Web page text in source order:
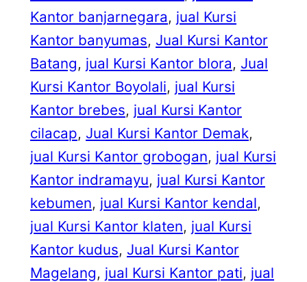
Kantor banjarnegara, jual Kursi
Kantor banyumas, Jual Kursi Kantor
Batang, jual Kursi Kantor blora, Jual
Kursi Kantor Boyolali, jual Kursi
Kantor brebes, jual Kursi Kantor
cilacap, Jual Kursi Kantor Demak
jual Kursi Kantor grobogan, jual Kursi
Kantor indramayu, jual Kursi Kantor
kebumen, jual Kursi Kantor kendal
jual Kursi Kantor klaten, jual Kursi
Kantor kudus, Jual Kursi Kantor
Magelang, jual Kursi Kantor pati, jual